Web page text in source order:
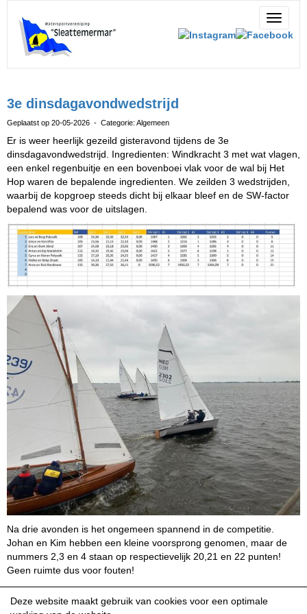
Deze website maakt gebruik van cookies voor een optimale
Toggle
3e dinsdagavondwedstrijd
Geplaatst op 20-05-2026 - Categorie: Algemeen
Er is weer heerlijk gezeild gisteravond tijdens de 3e
dinsdagavondwedstrijd. Ingredienten: Windkracht 3 met wat vlagen,
een enkel regenbuitje en een bovenboei vlak voor de wal bij Het
Hop waren de bepalende ingredienten. We zeilden 3 wedstrijden,
waarbij de kopgroep steeds dicht bij elkaar bleef en de SW-factor
bepalend was voor de uitslagen.
Na drie avonden is het ongemeen spannend in de competitie.
Johan en Kim hebben een kleine voorsprong genomen, maar de
nummers 2,3 en 4 staan op respectievelijk 20,21 en 22 punten!
Geen ruimte dus voor fouten!
Namens alle deelnemers weer hartelijk dank aan het wedstrijd-
comite!